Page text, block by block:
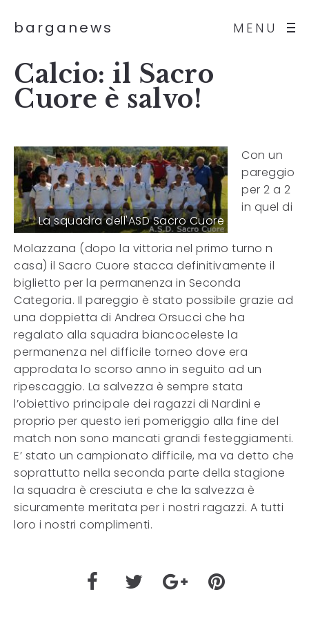
MENU
barganews
Calcio: il Sacro
Cuore è salvo!
La squadra dell'ASD Sacro Cuore
Con un
pareggio
per 2 a 2
in quel di
Molazzana (dopo la vittoria nel primo turno n
casa) il Sacro Cuore stacca definitivamente il
biglietto per la permanenza in Seconda
Categoria. Il pareggio è stato possibile grazie ad
una doppietta di Andrea Orsucci che ha
regalato alla squadra biancoceleste la
permanenza nel difficile torneo dove era
approdata lo scorso anno in seguito ad un
ripescaggio. La salvezza è sempre stata
l’obiettivo principale dei ragazzi di Nardini e
proprio per questo ieri pomeriggio alla fine del
match non sono mancati grandi festeggiamenti.
E’ stato un campionato difficile, ma va detto che
soprattutto nella seconda parte della stagione
la squadra è cresciuta e che la salvezza è
sicuramente meritata per i nostri ragazzi. A tutti
loro i nostri complimenti.